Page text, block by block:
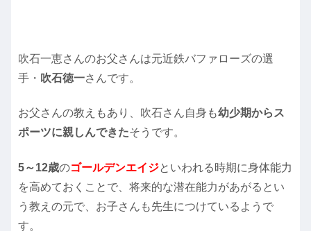
吹石一恵さんのお父さんは元近鉄バファローズの選
手・ 吹石徳一さんです。
お父さんの教えもあり、吹石さん自身も幼少期からス
ポーツに親しんできたそうです。
5～12歳のゴールデンエイジといわれる時期に身体能力
を高めておくことで、将来的な潜在能力があがるとい
う教えの元で、お子さんも先生につけているようで
す。